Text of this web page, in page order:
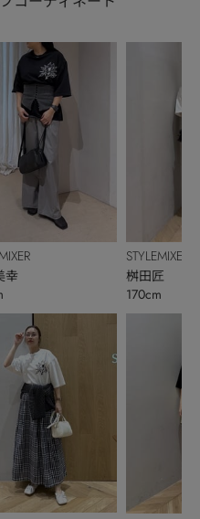
幸
STYLEMIXER
桝田匠
170cm